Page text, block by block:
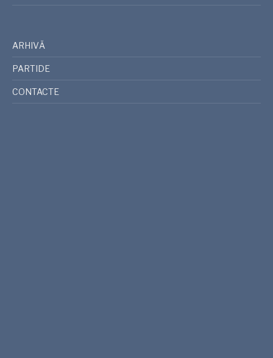
ARHIVĂ
PARTIDE
CONTACTE